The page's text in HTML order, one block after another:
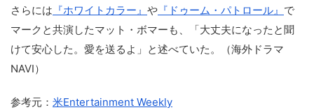
さらには 『ホワイトカラー』 や 『ドゥーム・パトロール』 で
マークと共演したマット・ボマーも、「大丈夫になったと聞
けて安心した。愛を送るよ」と述べていた。（海外ドラマ
NAVI）
参考元： 米Entertainment Weekly